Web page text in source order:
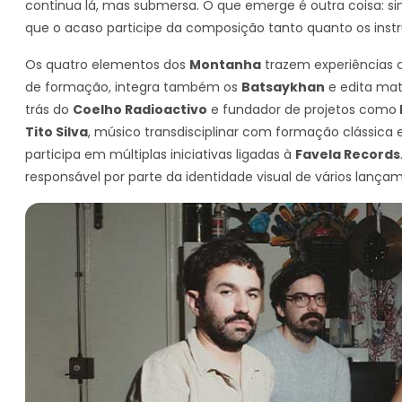
continua lá, mas submersa. O que emerge é outra coisa:
que o acaso participe da composição tanto quanto os
Os quatro elementos dos Montanha trazem experiências
de formação, integra também os Batsaykhan e edita
trás do Coelho Radioactivo e fundador de projetos como
Tito Silva, músico transdisciplinar com formação
participa em múltiplas iniciativas ligadas à Favela Records
responsável por parte da identidade visual de vários